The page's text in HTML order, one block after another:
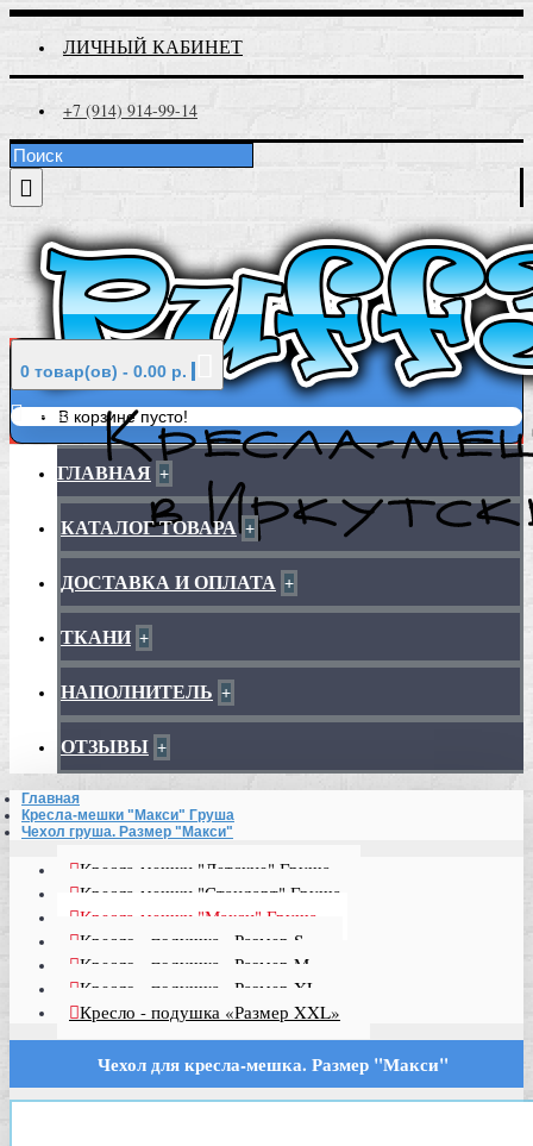
ЛИЧНЫЙ КАБИНЕТ
+7 (914) 914-99-14
0 товар(ов) - 0.00 р.
В корзине пусто!
Меню
ГЛАВНАЯ +
КАТАЛОГ ТОВАРА +
ДОСТАВКА И ОПЛАТА +
ТКАНИ +
НАПОЛНИТЕЛЬ +
ОТЗЫВЫ +
Главная
Кресла-мешки "Макси" Груша
Чехол груша. Размер "Макси"
Кресла-мешки "Детские" Груша
Кресла-мешки "Стандарт" Груша
Кресла-мешки "Макси" Груша
Кресло - подушка «Размер S»
Кресло - подушка «Размер M»
Кресло - подушка «Размер XL»
Кресло - подушка «Размер XXL»
Чехол для кресла-мешка. Размер "Макси"